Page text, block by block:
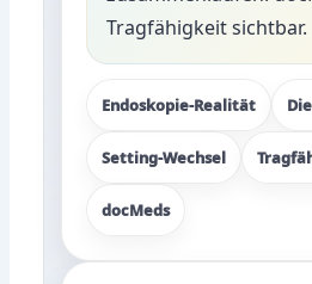
Tragfähigkeit sichtbar.
Endoskopie-Realität
Setting-Wechsel
docMeds